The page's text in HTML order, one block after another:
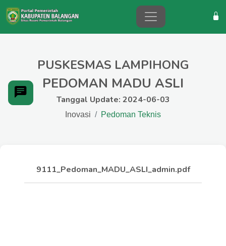
PUSKESMAS LAMPIHONG
PEDOMAN MADU ASLI
Tanggal Update: 2024-06-03
Inovasi Pedoman Teknis
9111_Pedoman_MADU_ASLI_admin.pdf